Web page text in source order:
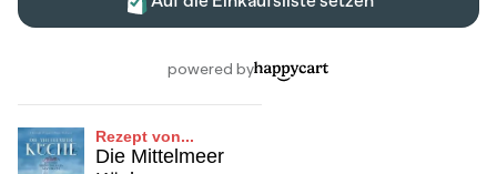
Rezept von...
Die Mittelmeer